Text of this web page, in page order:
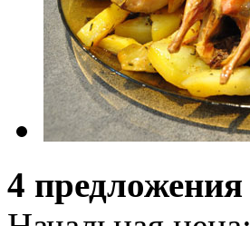
4 предложения